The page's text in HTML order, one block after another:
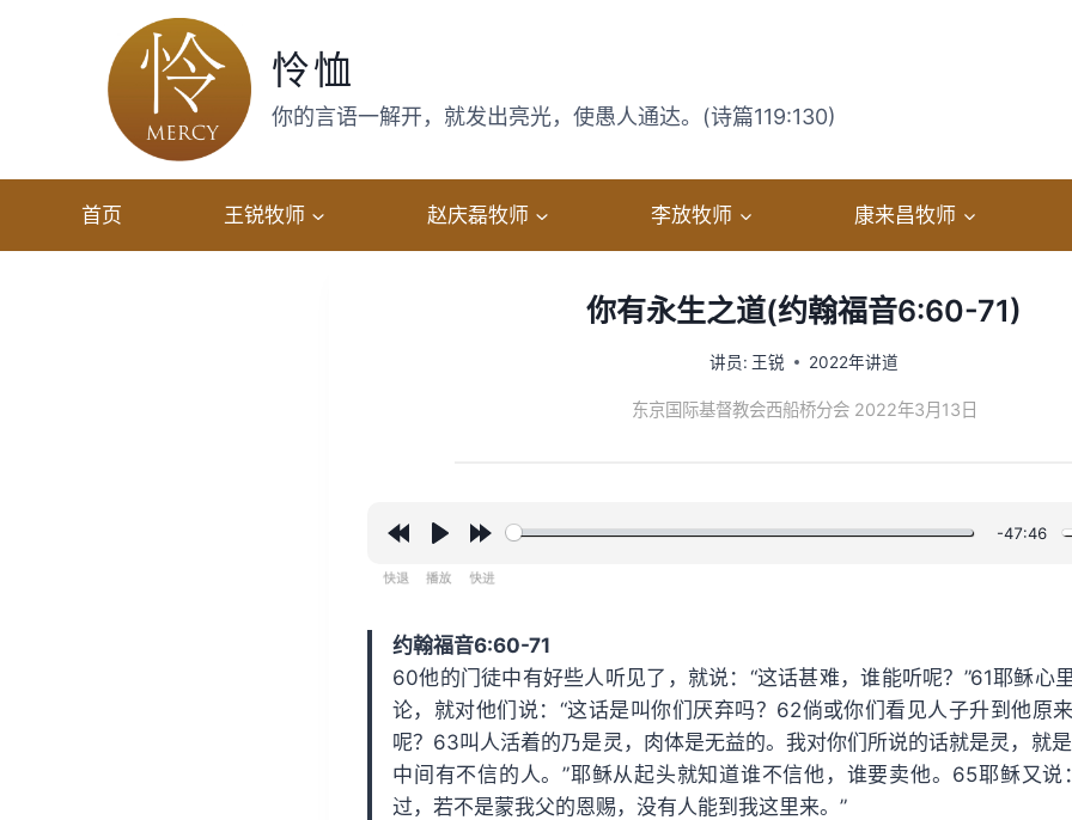
怜恤
你的言语一解开，就发出亮光，使愚人通达。(诗篇119:130)
首页 王锐牧师 赵庆磊牧师 李放牧师 康来昌牧师
你有永生之道(约翰福音6:60-71)
讲员: 王锐 2022年讲道
东京国际基督教会西船桥分会 2022年3月13日
i
n
d
1
5
y
w
a
r
d
1
-47:46
约翰福音6:60-71
60他的门徒中有好些人听见了，就说：“这话甚难，谁能听呢？”61耶稣心
论，就对他们说：“这话是叫你们厌弃吗？62倘或你们看见人子升到他原
呢？63叫人活着的乃是灵，肉体是无益的。我对你们所说的话就是灵，就
中间有不信的人。”耶稣从起头就知道谁不信他，谁要卖他。65耶稣又说
过，若不是蒙我父的恩赐，没有人能到我这里来。”